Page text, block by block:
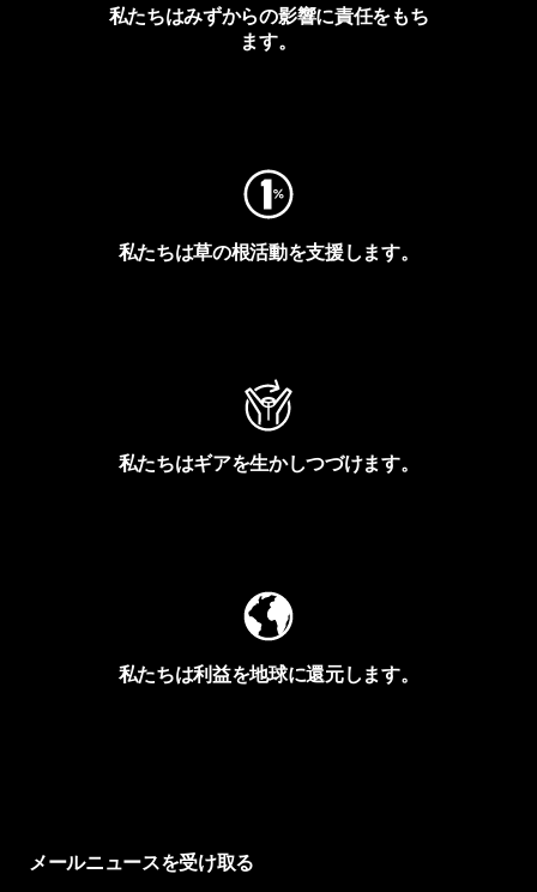
私たちはみずからの影響に責任をもち
ます。
私たちは草の根活動を支援します。
私たちはギアを生かしつづけます。
私たちは利益を地球に還元します。
メールニュースを受け取る